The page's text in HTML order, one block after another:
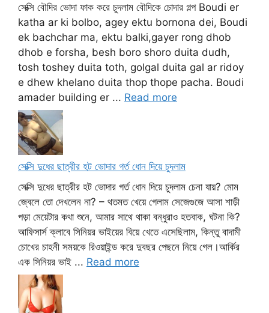
সেক্সি বৌদির ভোদা ফাক করে চুদলাম বৌদিকে চোদার গল্প Boudi er
katha ar ki bolbo, agey ektu bornona dei, Boudi
ek bachchar ma, ektu balki,gayer rong dhob
dhob e forsha, besh boro shoro duita dudh,
tosh toshey duita toth, golgal duita gal ar ridoy
e dhew khelano duita thop thope pacha. Boudi
amader building er ... Read more
সেক্সি দুধের ছাত্রীর হট ভোদার গর্ত ধোন দিয়ে চুদলাম
সেক্সি দুধের ছাত্রীর হট ভোদার গর্ত ধোন দিয়ে চুদলাম চেনা যায়? মোম
জ্বেলে তো দেখলেন না? – থতমত খেয়ে গেলাম সেজেগুজে আসা শাড়ী
পড়া মেয়েটার কথা শুনে, আমার সাথে থাকা বন্ধুরাও হতবাক, ঘটনা কি?
আফিসার্স ক্লাবে সিনিয়র ভাইয়ের বিয়ে খেতে এসেছিলাম, কিন্তু বাদামী
চোখের চাহনী সময়কে রিওয়াইন্ড করে দুবছর পেছনে নিয়ে গেল।আর্কির
এক সিনিয়র ভাই ... Read more